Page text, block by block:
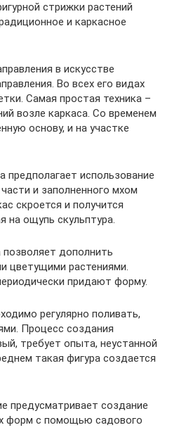
стрижки растений
и каркасное
в искусстве
Во всех его видах
Самая простая техника –
возле каркаса. Со временем
основу, и на участке
предполагает использование
и заполненного мхом
скроется и получится
на ощупь скульптура.
дополнить
цветущими растениями.
придают форму.
регулярно поливать,
Процесс создания
требует опыта, неустанной
такая фигура создается
предусматривает создание
форм с помощью садового